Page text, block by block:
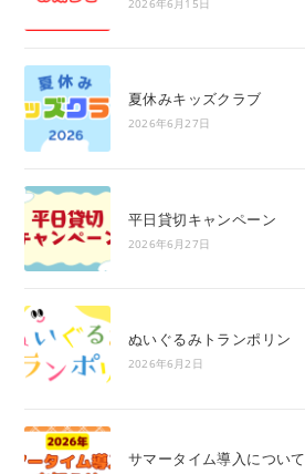
夏休みキッズクラブ
2026年6月27日
平日貸切キャンペーン
2026年6月27日
ぬいぐるみトランポリン
2026年6月2日
サマータイム導入について